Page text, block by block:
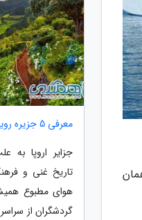
معرفی 5 جزیره رویایی اروپا
جزایر اروپا به
تاریخ غنی و
هوای مطبوع
گردشگران از